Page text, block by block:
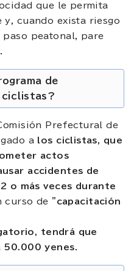
que le permita
y, cuando exista riesgo
peatonal, pare
de
ciclistas?
Prefectural de
a
los ciclistas, que
actos
accidentes de
o más veces durante
curso de "capacitación
tendrá que
50.000 yenes